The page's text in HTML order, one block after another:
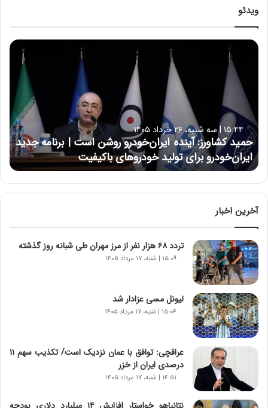
ویدئو
ح
ش
ا
و
ر
ز
:
آ
ی
ن
ا
ی
ر
ا
ن‌
خ
و
د
ر
و
ش
۱۵:۴۴ | سه شنبه، ۲۶ خرداد ۱۴۰۵
حمید کشاورز: آینده ایران‌خودرو روشن است | برنامه جدید
ایران‌خودرو برای تولید خودروهای باکیفیت
آخرین اخبار
تردد ۶۸ هزار نفر از مرز مهران طی شبانه روز گذشته
۱۵:۰۹ | شنبه، ۱۷ مرداد ۱۴۰۵
لیونل مسی عزادار شد
۱۵:۰۴ | شنبه، ۱۷ مرداد ۱۴۰۵
عراقچی: توافق با عمان نزدیک است/ تکذیب سهم ۱۱
درصدی ایران از خزر
۱۴:۵۱ | شنبه، ۱۷ مرداد ۱۴۰۵